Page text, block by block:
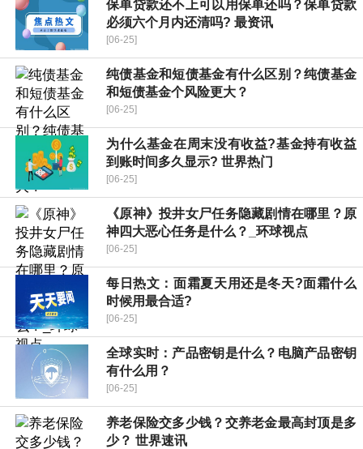
保单贷款还不上可以用保单还吗？保单贷款
必须六个月内还清吗? 最资讯
[06-25]
纯债基金和短债基金有什么区别？纯债基金
和短债基金个风险更大？
[06-25]
为什么基金在周末没有收益?基金持有收益
到账时间多久显示? 世界热门
[06-25]
《原神》投井女尸任务隐藏剧情在哪里？原
神四大恶心任务是什么？_环球视点
[06-25]
每日热文：面霜夏天用还是冬天?面霜什么
时候用最合适?
[06-25]
全球实时：产品密钥是什么？电脑产品密钥
有什么用？
[06-25]
养老保险交多少钱？交养老金最高封顶是多
少？ 世界速讯